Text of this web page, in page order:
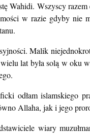
Wahidi. Wszyscy
w razie gdyby nie
Malik
lat była solą w oku
odłam islamskiego
Allaha, jak i jego
wiary